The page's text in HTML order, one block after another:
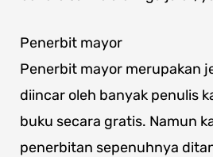
Penerbit mayor
Penerbit mayor merupakan
diincar oleh banyak penulis
buku secara gratis. Namun
penerbitan sepenuhnya